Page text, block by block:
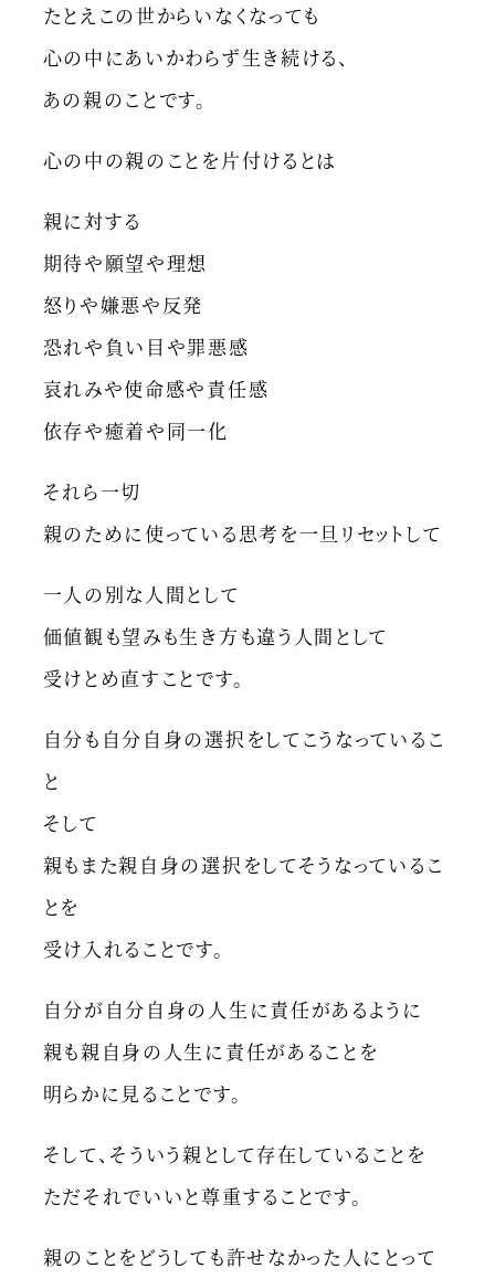
たとえこの世からいなくなっても
心の中にあいかわらず生き続ける、
あの親のことです。
心の中の親のことを片付けるとは
親に対する
期待や願望や理想
怒りや嫌悪や反発
恐れや負い目や罪悪感
哀れみや使命感や責任感
依存や癒着や同一化
それら一切
親のために使っている思考を一旦リセットして
一人の別な人間として
価値観も望みも生き方も違う人間として
受けとめ直すことです。
自分も自分自身の選択をしてこうなっているこ
と
そして
親もまた親自身の選択をしてそうなっているこ
とを
受け入れることです。
自分が自分自身の人生に責任があるように
親も親自身の人生に責任があることを
明らかに見ることです。
そして、そういう親として存在していることを
ただそれでいいと尊重することです。
親のことをどうしても許せなかった人にとって